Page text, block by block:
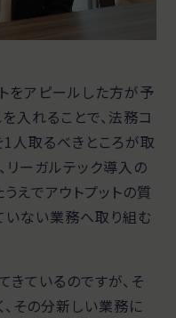
をアピールした方が予
入れることで、法務コ
人取るべきところが取
リーガルテック導入の
えでアウトプットの質
いない業務へ取り組む
ているのですが、そ
その分新しい業務に